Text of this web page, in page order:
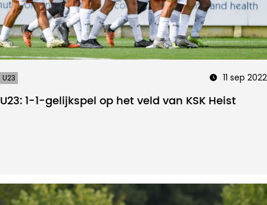
U23 11 sep 2022
U23: 1-1-gelijkspel op het veld van KSK Heist